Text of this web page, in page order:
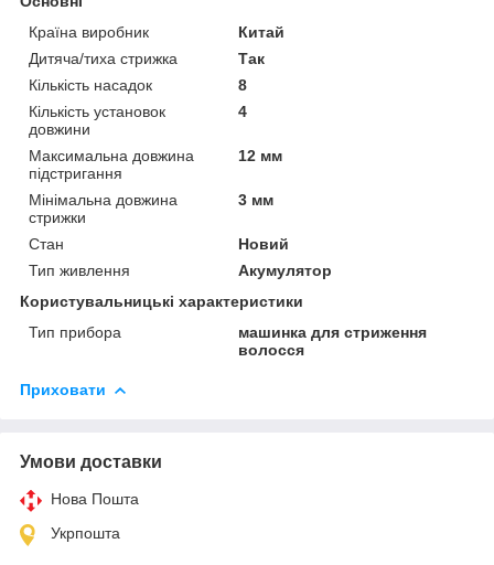
Країна виробник
Китай
Дитяча/тиха стрижка
Так
Кількість насадок
8
Кількість установок
довжини
4
Максимальна довжина
підстригання
12 мм
Мінімальна довжина
стрижки
3 мм
Стан
Новий
Тип живлення
Акумулятор
Користувальницькі характеристики
Тип прибора
машинка для стриження
волосся
Приховати
Умови доставки
Нова Пошта
Укрпошта